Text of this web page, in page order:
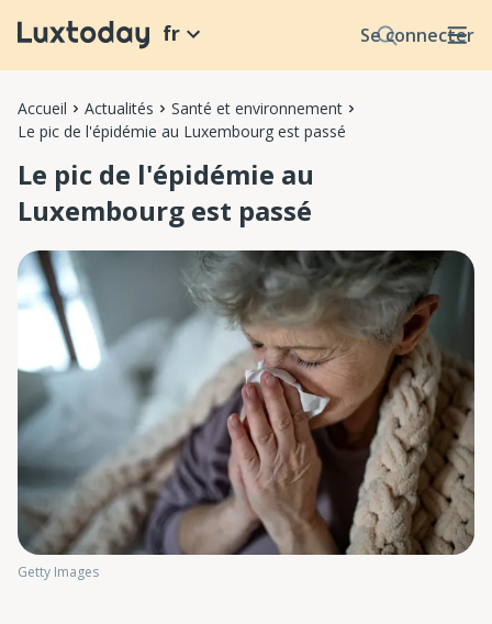
Se connecter
fr
Accueil Actualités
Santé et environnement
Le pic de l'épidémie au Luxembourg est passé
Le pic de l'épidémie au
Luxembourg est passé
Getty Images